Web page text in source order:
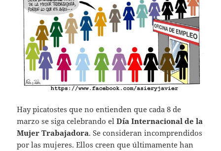
Hay picatostes que no entienden que cada 8 de
marzo se siga celebrando elDía Internacional de la
Mujer Trabajadora. Se consideran incomprendidos
por las mujeres. Ellos creen que últimamente han